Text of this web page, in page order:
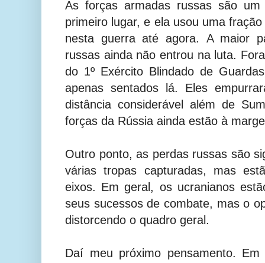
As forças armadas russas são
primeiro lugar, e ela usou uma
nesta guerra até agora. A maior
russas ainda não entrou na luta.
do 1º Exército Blindado de
apenas sentados lá. Eles
distância considerável além de
forças da Rússia ainda estão à
Outro ponto, as perdas russas são
várias tropas capturadas, mas
eixos. Em geral, os ucranianos
seus sucessos de combate, mas o
distorcendo o quadro geral.
Daí meu próximo pensamento.